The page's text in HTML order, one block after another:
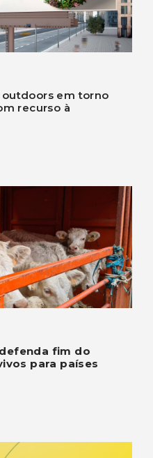
outdoors em torno
recurso à
fim do
para países